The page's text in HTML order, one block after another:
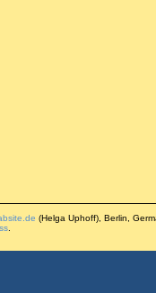
(Helga Uphoff), Berlin,
.